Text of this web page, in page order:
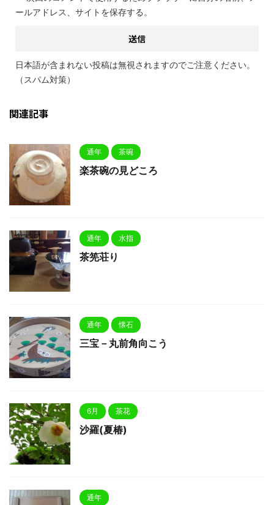
ールアドレス、サイトを保存する。
日本語が含まれない投稿は無視されますのでご注意ください。
（スパム対策）
関連記事
通年 茶碗
楽茶碗の見どころ
通年 水指
茶筅荘り
通年 懐石
三宝－丸前角向こう
6月 茶花
沙羅(夏椿)
通年